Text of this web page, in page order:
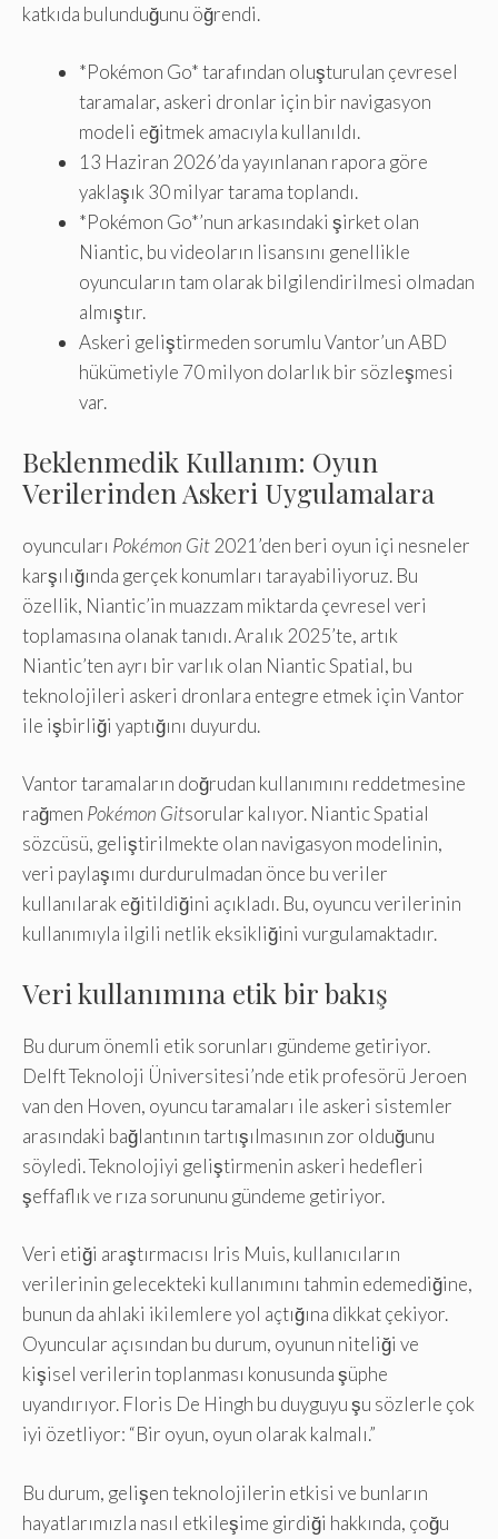
katkıda bulunduğunu öğrendi.
*Pokémon Go* tarafından oluşturulan çevresel
taramalar, askeri dronlar için bir navigasyon
modeli eğitmek amacıyla kullanıldı.
13 Haziran 2026’da yayınlanan rapora göre
yaklaşık 30 milyar tarama toplandı.
*Pokémon Go*’nun arkasındaki şirket olan
Niantic, bu videoların lisansını genellikle
oyuncuların tam olarak bilgilendirilmesi olmadan
almıştır.
Askeri geliştirmeden sorumlu Vantor’un ABD
hükümetiyle 70 milyon dolarlık bir sözleşmesi
var.
Beklenmedik Kullanım: Oyun
Verilerinden Askeri Uygulamalara
oyuncuları Pokémon Git 2021’den beri oyun içi nesneler
karşılığında gerçek konumları tarayabiliyoruz. Bu
özellik, Niantic’in muazzam miktarda çevresel veri
toplamasına olanak tanıdı. Aralık 2025’te, artık
Niantic’ten ayrı bir varlık olan Niantic Spatial, bu
teknolojileri askeri dronlara entegre etmek için Vantor
ile işbirliği yaptığını duyurdu.
Vantor taramaların doğrudan kullanımını reddetmesine
rağmen Pokémon Gitsorular kalıyor. Niantic Spatial
sözcüsü, geliştirilmekte olan navigasyon modelinin,
veri paylaşımı durdurulmadan önce bu veriler
kullanılarak eğitildiğini açıkladı. Bu, oyuncu verilerinin
kullanımıyla ilgili netlik eksikliğini vurgulamaktadır.
Veri kullanımına etik bir bakış
Bu durum önemli etik sorunları gündeme getiriyor.
Delft Teknoloji Üniversitesi’nde etik profesörü Jeroen
van den Hoven, oyuncu taramaları ile askeri sistemler
arasındaki bağlantının tartışılmasının zor olduğunu
söyledi. Teknolojiyi geliştirmenin askeri hedefleri
şeffaflık ve rıza sorununu gündeme getiriyor.
Veri etiği araştırmacısı Iris Muis, kullanıcıların
verilerinin gelecekteki kullanımını tahmin edemediğine,
bunun da ahlaki ikilemlere yol açtığına dikkat çekiyor.
Oyuncular açısından bu durum, oyunun niteliği ve
kişisel verilerin toplanması konusunda şüphe
uyandırıyor. Floris De Hingh bu duyguyu şu sözlerle çok
iyi özetliyor: “Bir oyun, oyun olarak kalmalı.”
Bu durum, gelişen teknolojilerin etkisi ve bunların
hayatlarımızla nasıl etkileşime girdiği hakkında, çoğu